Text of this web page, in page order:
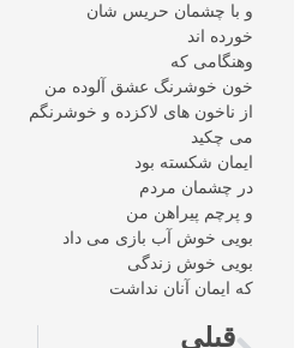
و با چشمان حریس شان
خورده اند
وهنگامی که
خون خوشرنگ عشق آلوده من
از ناخون های لاکزده و خوشرنگم
می چکید
ایمان شکسته بود
در چشمان مردم
و پرچم پیراهن من
بویی خوش آب بازی می داد
بویی خوش زندگی
که ایمان آنان نداشت
قبلی